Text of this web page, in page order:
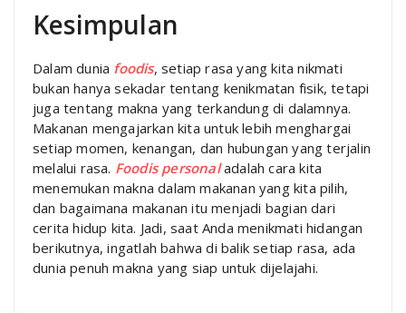
Kesimpulan
Dalam dunia foodis, setiap rasa yang kita nikmati
bukan hanya sekadar tentang kenikmatan fisik, tetapi
juga tentang makna yang terkandung di dalamnya.
Makanan mengajarkan kita untuk lebih menghargai
setiap momen, kenangan, dan hubungan yang terjalin
melalui rasa. Foodis personaladalah cara kita
menemukan makna dalam makanan yang kita pilih,
dan bagaimana makanan itu menjadi bagian dari
cerita hidup kita. Jadi, saat Anda menikmati hidangan
berikutnya, ingatlah bahwa di balik setiap rasa, ada
dunia penuh makna yang siap untuk dijelajahi.